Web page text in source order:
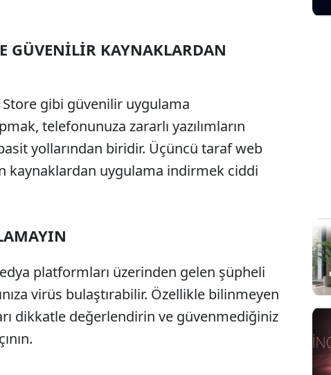
GÜVENİLİR KAYNAKLARDAN
gibi güvenilir uygulama
telefonunuza zararlı yazılımların
yollarından biridir. Üçüncü taraf web
kaynaklardan uygulama indirmek ciddi
platformları üzerinden gelen şüpheli
virüs bulaştırabilir. Özellikle bilinmeyen
dikkatle değerlendirin ve güvenmediğiniz